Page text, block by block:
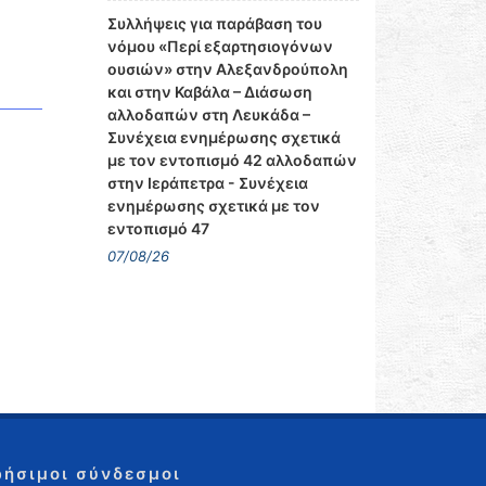
Συλλήψεις για παράβαση του
νόμου «Περί εξαρτησιογόνων
ουσιών» στην Αλεξανδρούπολη
και στην Καβάλα – Διάσωση
αλλοδαπών στη Λευκάδα –
Συνέχεια ενημέρωσης σχετικά
με τον εντοπισμό 42 αλλοδαπών
στην Ιεράπετρα - Συνέχεια
ενημέρωσης σχετικά με τον
εντοπισμό 47
07/08/26
σύνδεσμοι